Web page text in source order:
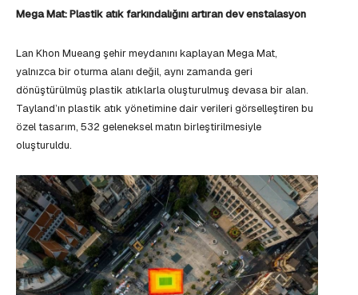
Mega Mat: Plastik atık farkındalığını artıran dev enstalasyon
Lan Khon Mueang şehir meydanını kaplayan Mega Mat,
yalnızca bir oturma alanı değil, aynı zamanda geri
dönüştürülmüş plastik atıklarla oluşturulmuş devasa bir alan.
Tayland’ın plastik atık yönetimine dair verileri görselleştiren bu
özel tasarım, 532 geleneksel matın birleştirilmesiyle
oluşturuldu.